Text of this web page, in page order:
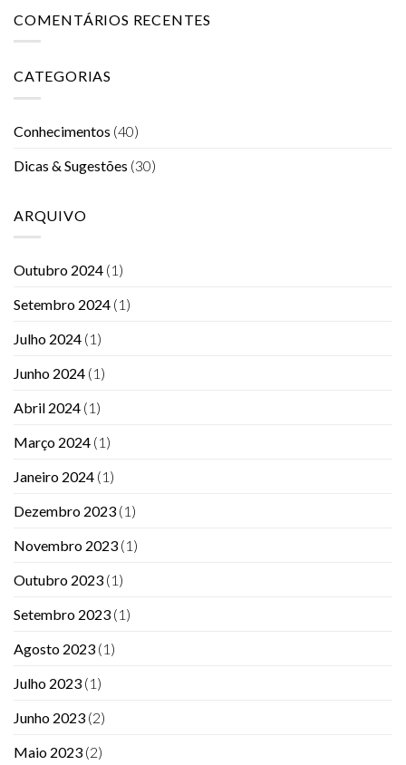
COMENTÁRIOS RECENTES
CATEGORIAS
Conhecimentos (40)
Dicas & Sugestões (30)
ARQUIVO
Outubro 2024 (1)
Setembro 2024 (1)
Julho 2024 (1)
Junho 2024 (1)
Abril 2024 (1)
Março 2024 (1)
Janeiro 2024 (1)
Dezembro 2023 (1)
Novembro 2023 (1)
Outubro 2023 (1)
Setembro 2023 (1)
Agosto 2023 (1)
Julho 2023 (1)
Junho 2023 (2)
Maio 2023 (2)